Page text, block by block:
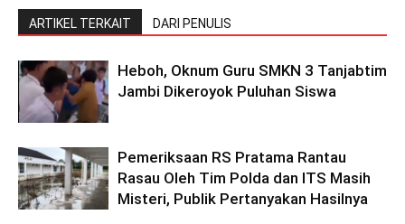
ARTIKEL TERKAIT DARI PENULIS
Heboh, Oknum Guru SMKN 3 Tanjabtim
Jambi Dikeroyok Puluhan Siswa
Pemeriksaan RS Pratama Rantau
Rasau Oleh Tim Polda dan ITS Masih
Misteri, Publik Pertanyakan Hasilnya